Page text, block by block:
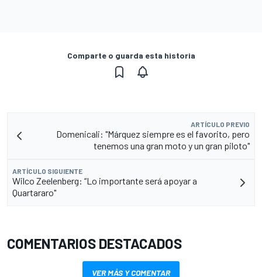
Comparte o guarda esta historia
ARTÍCULO PREVIO
Domenicali: "Márquez siempre es el favorito, pero
tenemos una gran moto y un gran piloto"
ARTÍCULO SIGUIENTE
Wilco Zeelenberg: “Lo importante será apoyar a
Quartararo"
COMENTARIOS DESTACADOS
VER MÁS Y COMENTAR